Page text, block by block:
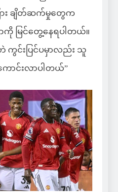
ား ချိတ်ဆက်မှုတွေက
မြင်တွေ့နေရပါတယ်။
င်းပြင်ပမှာလည်း သူ
ာင်းလာပါတယ်”